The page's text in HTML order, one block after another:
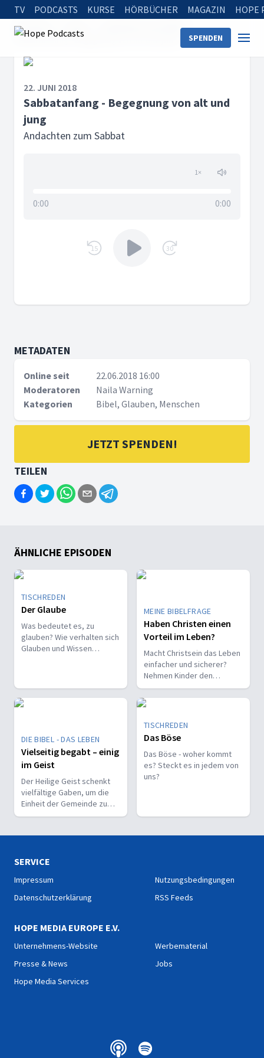
TV PODCASTS KURSE HÖRBÜCHER MAGAZIN HOPE
SPENDEN
Startseite
Andachten zum Sabbat
Sabbatanfang - Begegnung von alt und jung
22. JUNI 2018
Sabbatanfang - Begegnung von alt und
jung
Andachten zum Sabbat
1×
0:00 0:00
15 30
METADATEN
Online seit
22.06.2018 16:00
Moderatoren
Naila Warning
Kategorien
Bibel, Glauben, Menschen
JETZT SPENDEN!
TEILEN
ÄHNLICHE EPISODEN
TISCHREDEN
Der Glaube
Was bedeutet es, zu
glauben? Wie verhalten sich
Glauben und Wissen
MEINE BIBELFRAGE
Haben Christen einen
Vorteil im Leben?
Macht Christsein das Leben
einfacher und sicherer?
Nehmen Kinder den
Glauben leichter an als
Erwachsene?
DIE BIBEL - DAS LEBEN
Vielseitig begabt – einig
im Geist
Der Heilige Geist schenkt
vielfältige Gaben, um die
Einheit der Gemeinde zu
stärken und sie zu
Menschen zu bekennen.
TISCHREDEN
Das Böse
Das Böse - woher kommt
es? Steckt es in jedem von
uns?
SERVICE
Impressum
Datenschutzerklärung
Nutzungsbedingungen
RSS Feeds
HOPE MEDIA EUROPE E.V.
Unternehmens-Website
Presse & News
Hope Media Services
Werbematerial
Jobs